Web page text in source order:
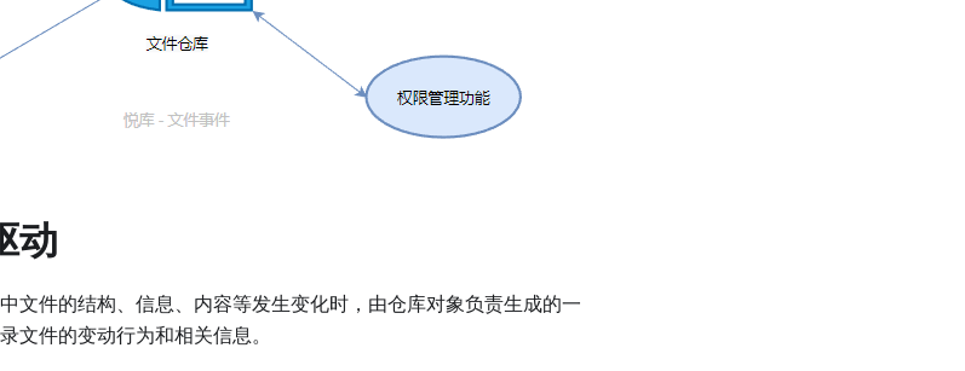
动
文件的结构、信息、内容等发生变化时，由仓库对象负责生成的一
文件的变动行为和相关信息。